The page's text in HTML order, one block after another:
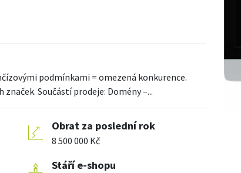
podmínkami = omezená konkurence.
Součástí prodeje: Domény –...
Obrat za poslední rok
8 500 000 Kč
Stáří e-shopu